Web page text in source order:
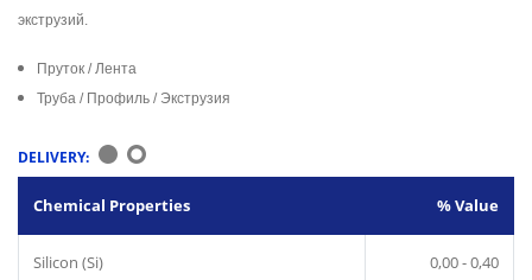
экструзий.
Пруток / Лента
Труба / Профиль / Экструзия
DELIVERY:
Chemical Properties % Value
Silicon (Si) 0,00 - 0,40